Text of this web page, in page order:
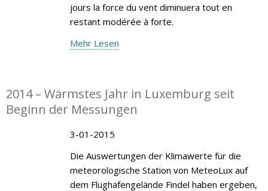
jours la force du vent diminuera tout en
restant modérée à forte.
Mehr Lesen
2014 – Wärmstes Jahr in Luxemburg seit
Beginn der Messungen
3-01-2015
Die Auswertungen der Klimawerte für die
meteorologische Station von MeteoLux auf
dem Flughafengelände Findel haben ergeben,